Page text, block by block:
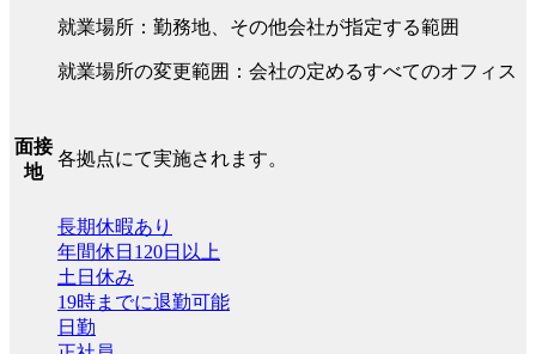
就業場所：勤務地、その他会社が指定する範囲
就業場所の変更範囲：会社の定めるすべてのオフィス
面接
地
各拠点にて実施されます。
長期休暇あり
年間休日120日以上
土日休み
19時までに退勤可能
日勤